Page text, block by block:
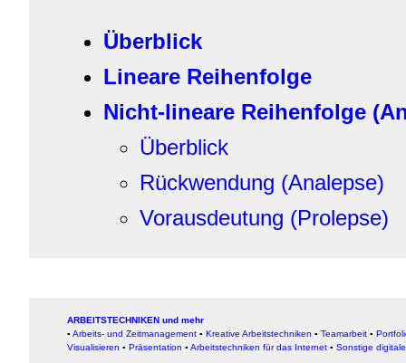
Überblick
Lineare Reihenfolge
Nicht-lineare Reihenfolge
Überblick
Rückwendung (Analepse)
Vorausdeutung (Prolepse)
ARBEITSTECHNIKEN und mehr
▪ Arbeits- und Zeitmanagement ▪ Kreative Arbeitstechniken ▪ Teamarbeit ▪
Visualisieren ▪ Präsentation ▪ Arbeitstechniken für das Internet ▪ Sonstige